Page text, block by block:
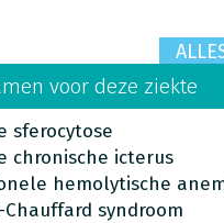
voor deze ziekte
sferocytose
chronische icterus
hemolytische
Chauffard syndroom